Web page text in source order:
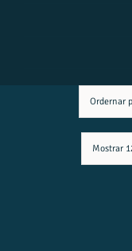
Ordernar
Mostrar